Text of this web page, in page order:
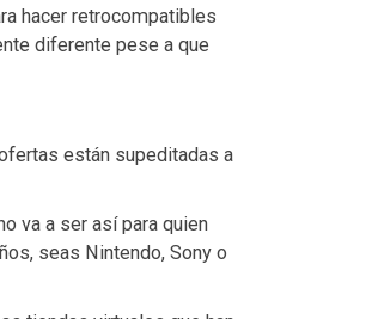
hacer retrocompatibles
diferente pese a que
están supeditadas a
va a ser así para quien
seas Nintendo, Sony o